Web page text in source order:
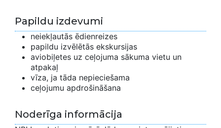
Papildu izdevumi
neiekļautās ēdienreizes
papildu izvēlētās ekskursijas
aviobiļetes uz ceļojuma sākuma vietu un
atpakaļ
vīza, ja tāda nepieciešama
ceļojumu apdrošināšana
Noderīga informācija